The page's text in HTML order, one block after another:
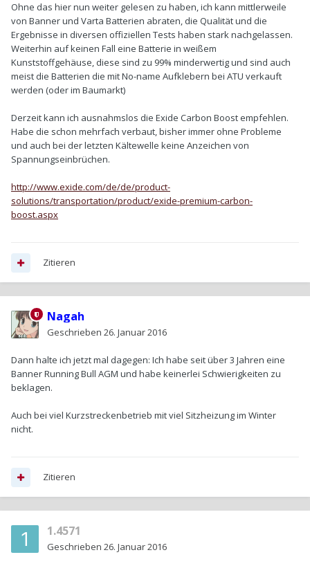
Ohne das hier nun weiter gelesen zu haben, ich kann mittlerweile
von Banner und Varta Batterien abraten, die Qualität und die
Ergebnisse in diversen offiziellen Tests haben stark nachgelassen.
Weiterhin auf keinen Fall eine Batterie in weißem
Kunststoffgehäuse, diese sind zu 99% minderwertig und sind auch
meist die Batterien die mit No-name Aufklebern bei ATU verkauft
werden (oder im Baumarkt)
Derzeit kann ich ausnahmslos die Exide Carbon Boost empfehlen.
Habe die schon mehrfach verbaut, bisher immer ohne Probleme
und auch bei der letzten Kältewelle keine Anzeichen von
Spannungseinbrüchen.
http://www.exide.com/de/de/product-
solutions/transportation/product/exide-premium-carbon-
boost.aspx
Zitieren
Nagah
Geschrieben 26. Januar 2016
Dann halte ich jetzt mal dagegen: Ich habe seit über 3 Jahren eine
Banner Running Bull AGM und habe keinerlei Schwierigkeiten zu
beklagen.
Auch bei viel Kurzstreckenbetrieb mit viel Sitzheizung im Winter
nicht.
Zitieren
1.4571
Geschrieben 26. Januar 2016